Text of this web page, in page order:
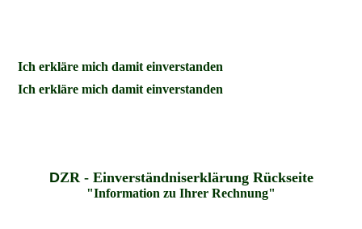
Ich erkläre mich damit einverstanden
Ich erkläre mich damit einverstanden
DZR - Einverständniserklärung Rückseite
"Information zu Ihrer Rechnung"